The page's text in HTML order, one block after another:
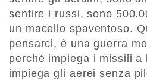
sentire i russi, sono
un macello spaventoso.
pensarci, è una guerra
perché impiega i missili a
impiega gli aerei senza